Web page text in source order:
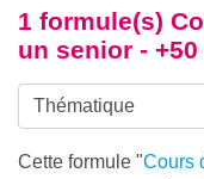
1 formule(s)
un senior - +50
Cette formule "Cours